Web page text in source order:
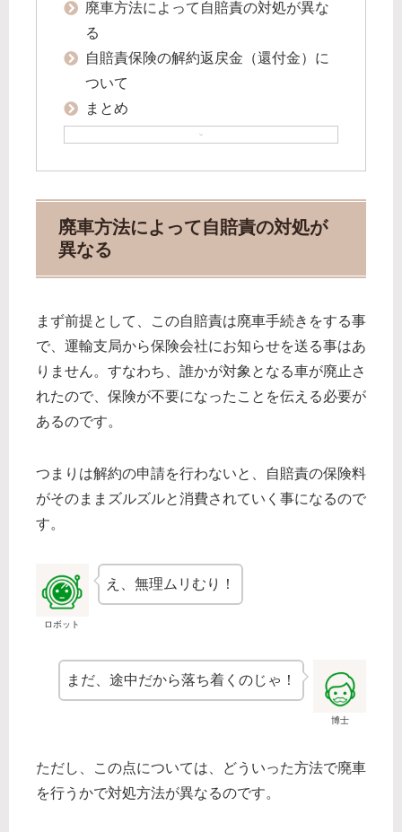
廃車方法によって自賠責の対処が異な
る
自賠責保険の解約返戻金（還付金）に
ついて
まとめ
廃車方法によって自賠責の対処が
異なる
まず前提として、この自賠責は廃車手続きをする事
で、運輸支局から保険会社にお知らせを送る事はあ
りません。すなわち、誰かが対象となる車が廃止さ
れたので、保険が不要になったことを伝える必要が
あるのです。
つまりは解約の申請を行わないと、自賠責の保険料
がそのままズルズルと消費されていく事になるので
す。
ロボット
え、無理ムリむり！
博士
まだ、途中だから落ち着くのじゃ！
ただし、この点については、どういった方法で廃車
を行うかで対処方法が異なるのです。